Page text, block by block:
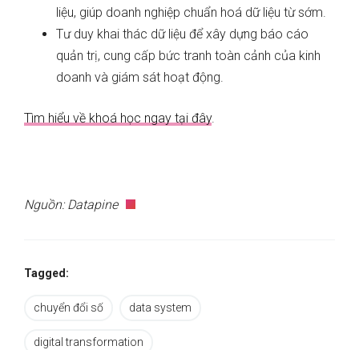
liệu, giúp doanh nghiệp chuẩn hoá dữ liệu từ sớm.
Tư duy khai thác dữ liệu để xây dựng báo cáo
quản trị, cung cấp bức tranh toàn cảnh của kinh
doanh và giám sát hoạt động.
Tìm hiểu về khoá học ngay tại đây.
Nguồn: Datapine
Tagged:
chuyển đổi số data system
digital transformation